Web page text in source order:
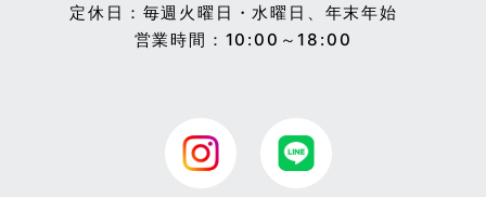
定休日：毎週火曜日・水曜日、年末年始
営業時間：10:00～18:00